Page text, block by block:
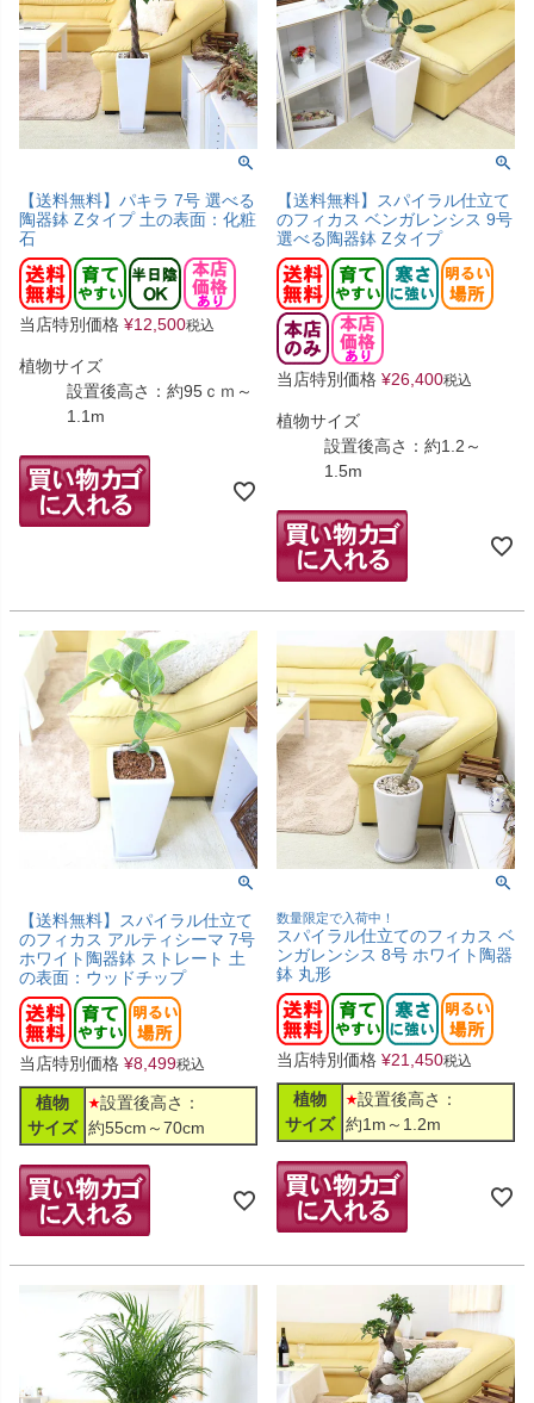
【送料無料】パキラ 7号 選べる
陶器鉢 Zタイプ 土の表面：化粧
石
当店特別価格 ¥12,500税込
植物サイズ
設置後高さ：約95ｃｍ～
1.1m
【送料無料】スパイラル仕立て
のフィカス ベンガレンシス 9号
選べる陶器鉢 Zタイプ
当店特別価格 ¥26,400税込
植物サイズ
設置後高さ：約1.2～
1.5m
【送料無料】スパイラル仕立て
のフィカス アルティシーマ 7号
ホワイト陶器鉢 ストレート 土
の表面：ウッドチップ
当店特別価格 ¥8,499税込
植物
サイズ
設置後高さ：
約55cm～70cm
数量限定で入荷中！
スパイラル仕立てのフィカス ベ
ンガレンシス 8号 ホワイト陶器
鉢 丸形
当店特別価格 ¥21,450税込
植物
サイズ
設置後高さ：
約1m～1.2m